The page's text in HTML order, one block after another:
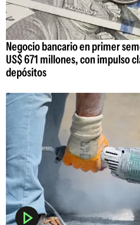
Negocio bancario en primer
US$ 671 millones, con impulso
depósitos